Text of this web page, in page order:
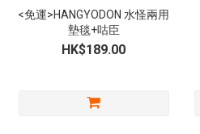
<免運>HANGYODON 水怪兩用
墊毯+咕臣
HK$189.00